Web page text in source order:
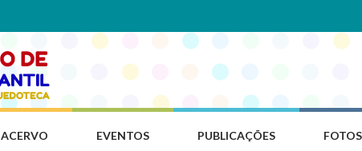
ACERVO EVENTOS PUBLICAÇÕES FOTOS